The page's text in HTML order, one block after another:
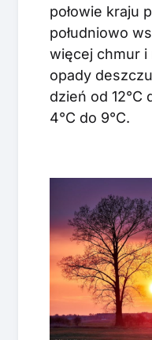
połowie kraju
południowo
więcej chmur i
opady
dzień od 12°C
4°C do 9°C.